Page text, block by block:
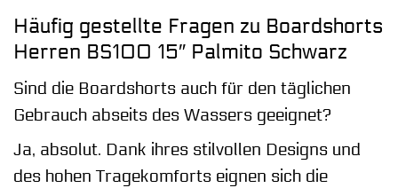
Häufig gestellte Fragen zu Boardshorts
Herren BS100 15″ Palmito Schwarz
Sind die Boardshorts auch für den täglichen
Gebrauch abseits des Wassers geeignet?
Ja, absolut. Dank ihres stilvollen Designs und
des hohen Tragekomforts eignen sich die